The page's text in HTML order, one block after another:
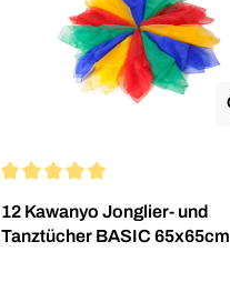
12 Kawanyo Jonglier- und
Tanztücher BASIC 65x65cm